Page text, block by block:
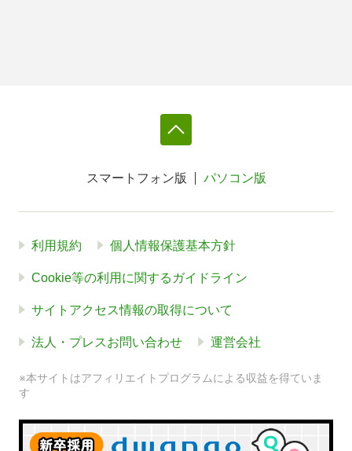
スマートフォン版 パソコン版
利用規約 個人情報保護基本方針
Cookie等の利用に関するガイドライン
サイトアクセス情報の取得について
法人・プレスお問い合わせ 運営会社
※本サイトはアフィリエイトプログラムによる収益を得ていま
す